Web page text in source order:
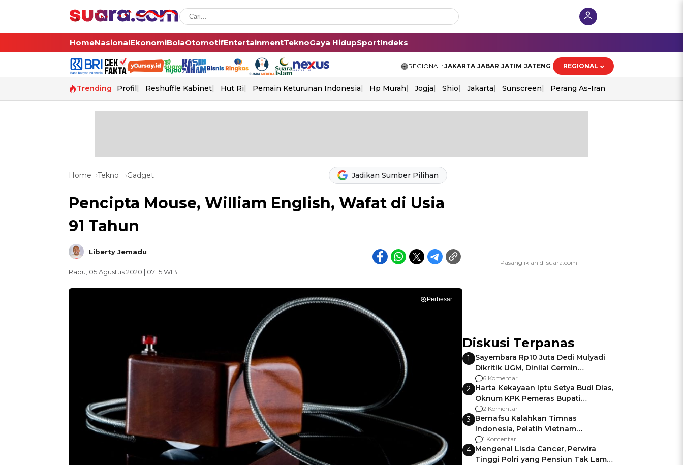
HomeNasionalEkonomiBolaOtomotifEntertainmentTeknoGaya HidupSportIndeks
REGIONAL: JAKARTA JABAR JATIM JATENG REGIONAL
Trending Profil Reshuffle Kabinet Hut Ri Pemain Keturunan Indonesia Hp Murah Jogja Shio Jakarta Sunscreen Perang As-Iran
Home Tekno Gadget Jadikan Sumber Pilihan
Pencipta Mouse, William English, Wafat di Usia
91 Tahun
Liberty Jemadu
Rabu, 05 Agustus 2020 | 07:15 WIB
Perbesar
Diskusi Terpanas
1
Sayembara Rp10 Juta Dedi Mulyadi
Dikritik UGM, Dinilai Cermin
Gagalnya Negara Jamin Keamanan
6 Komentar
2 Harta Kekayaan Iptu Setya Budi Dias,
Oknum KPK Pemeras Bupati
Pemalang
2 Komentar
3 Bernafsu Kalahkan Timnas
Indonesia, Pelatih Vietnam
Berencana Pakai Jimat di Pakansari
1 Komentar
4 Mengenal Lisda Cancer, Perwira
Tinggi Polri yang Pensiun Tak Lama